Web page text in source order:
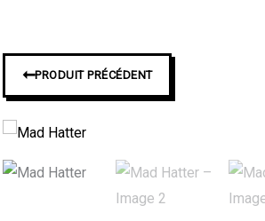
➞PRODUIT PRÉCÉDENT